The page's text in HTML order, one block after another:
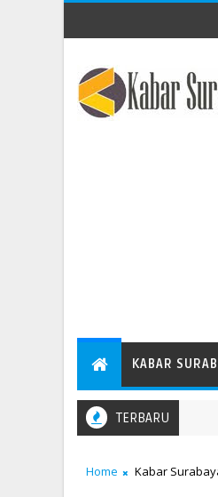
KABAR
TERBARU
Home Kabar